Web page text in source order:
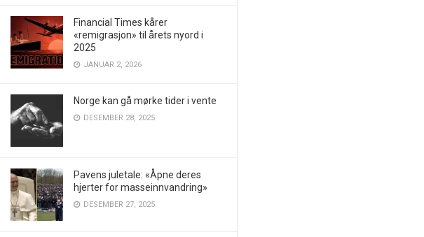
Financial Times kårer
«remigrasjon» til årets nyord i
2025
JANUAR 2, 2026
Norge kan gå mørke tider i vente
DESEMBER 28, 2025
Pavens juletale: «Åpne deres
hjerter for masseinnvandring»
DESEMBER 27, 2025